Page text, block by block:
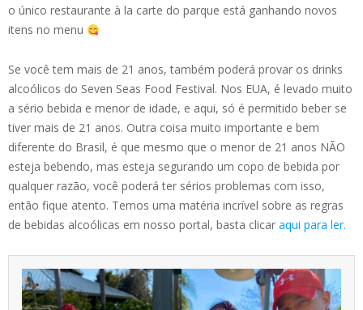
o único restaurante à la carte do parque está ganhando novos
itens no menu
Se você tem mais de 21 anos, também poderá provar os drinks
alcoólicos do Seven Seas Food Festival. Nos EUA, é levado muito
a sério bebida e menor de idade, e aqui, só é permitido beber se
tiver mais de 21 anos. Outra coisa muito importante e bem
diferente do Brasil, é que mesmo que o menor de 21 anos NÃO
esteja bebendo, mas esteja segurando um copo de bebida por
qualquer razão, você poderá ter sérios problemas com isso,
então fique atento. Temos uma matéria incrível sobre as regras
de bebidas alcoólicas em nosso portal, basta clicar aqui para ler.